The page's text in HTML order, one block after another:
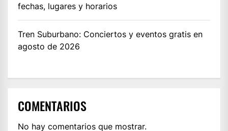
fechas, lugares y horarios
Tren Suburbano: Conciertos y eventos gratis en
agosto de 2026
COMENTARIOS
No hay comentarios que mostrar.